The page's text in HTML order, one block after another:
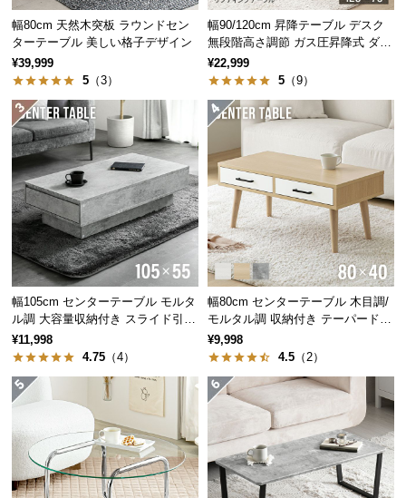
中
型
商
品
配
送
に
つ
い
て
小
型
商
品
の
配
送
に
い
て
大川家具とは
日本一の生産高を誇る家具ブラン
ド。400年以上の歴史があり、世界
的にも高い評価を得ています。
細部まで表現した美しい木目柄
細部まで作り上げられた木目柄は国産ならでは。味
わい深い質感と温かみが感じられます。
幅80cm 天然木突板 ラウンドセン
ターテーブル 美しい格子デザイン
¥39,999
5 （3）
幅90/120cm 昇降テーブル デスク
無段階高さ調節 ガス圧昇降式 ダイ
ニング 高さ55~70cm
¥22,999
5 （9）
幅105cm センターテーブル モルタ
ル調 大容量収納付き スライド引き
出し2杯
¥11,998
4.75 （4）
幅80cm センターテーブル 木目調/
モルタル調 収納付き テーパードレ
ッグ
¥9,998
4.5 （2）